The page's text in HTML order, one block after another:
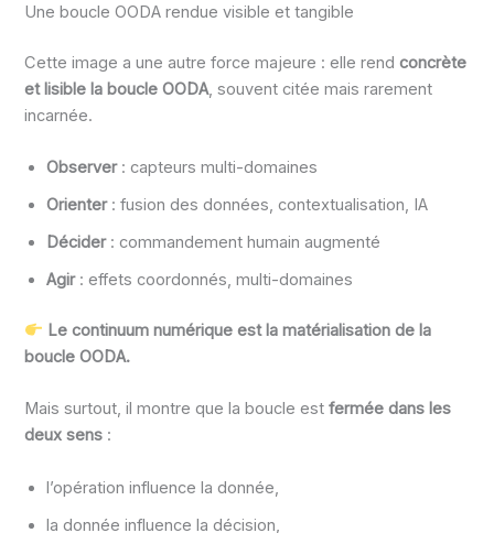
Une boucle OODA rendue visible et tangible
Cette image a une autre force majeure : elle rendconcrète
et lisible la boucle OODA, souvent citée mais rarement
incarnée.
Observer: capteurs multi-domaines
Orienter: fusion des données, contextualisation, IA
Décider: commandement humain augmenté
Agir: effets coordonnés, multi-domaines
Le continuum numérique est la matérialisation de la
boucle OODA.
Mais surtout, il montre que la boucle estfermée dans les
deux sens :
l’opération influence la donnée,
la donnée influence la décision,